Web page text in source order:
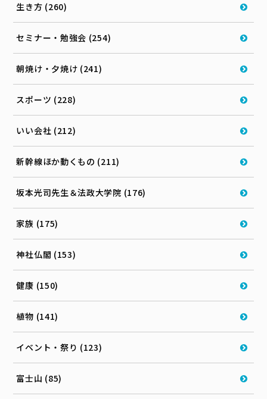
生き方 (260)
セミナー・勉強会 (254)
朝焼け・夕焼け (241)
スポーツ (228)
いい会社 (212)
新幹線ほか動くもの (211)
坂本光司先生＆法政大学院 (176)
家族 (175)
神社仏閣 (153)
健康 (150)
植物 (141)
イベント・祭り (123)
富士山 (85)